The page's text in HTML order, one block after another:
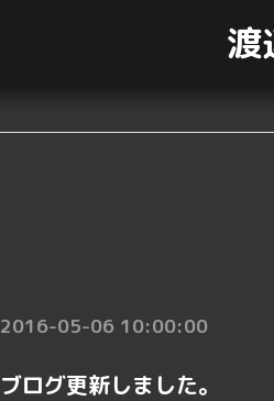
渡
2016-05-06 10:00:00
ブログ更新しました。